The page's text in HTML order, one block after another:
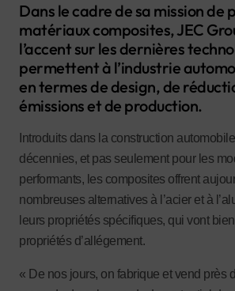
Dans le cadre de sa mission de
matériaux composites, JEC
l’accent sur les dernières
permettent à l’industrie
en termes de design, de
émissions et de production.
Introduits dans la construction
décennies, et pas seulement pour les
performants, les composites offrent
nombreuses alternatives à l’acier et à
leurs propriétés spécifiques, qui vont
propriétés d’allégement.
« De nos jours, on fabrique et vend près